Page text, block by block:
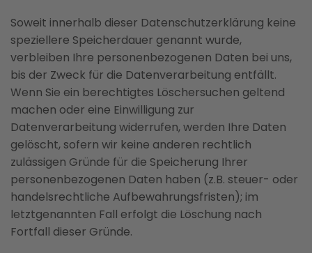
Soweit innerhalb dieser Datenschutzerklärung keine
speziellere Speicherdauer genannt wurde,
verbleiben Ihre personenbezogenen Daten bei uns,
bis der Zweck für die Datenverarbeitung entfällt.
Wenn Sie ein berechtigtes Löschersuchen geltend
machen oder eine Einwilligung zur
Datenverarbeitung widerrufen, werden Ihre Daten
gelöscht, sofern wir keine anderen rechtlich
zulässigen Gründe für die Speicherung Ihrer
personenbezogenen Daten haben (z.B. steuer- oder
handelsrechtliche Aufbewahrungsfristen); im
letztgenannten Fall erfolgt die Löschung nach
Fortfall dieser Gründe.